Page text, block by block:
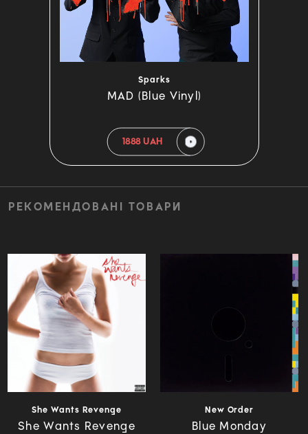
Sparks
MAD (Blue Vinyl)
1888 UAH
РЕКОМЕНДОВАНІ ТОВАРИ
She Wants Revenge
She Wants Revenge
New Order
Blue Monday